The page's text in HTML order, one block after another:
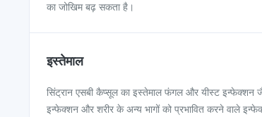
का जोखिम बढ़ सकता है।
इस्तेमाल
सिंट्रान एसबी कैप्सूल का इस्तेमाल फंगल और यीस्ट इन्फेक्शन
इन्फेक्शन और शरीर के अन्य भागों को प्रभावित करने वाले